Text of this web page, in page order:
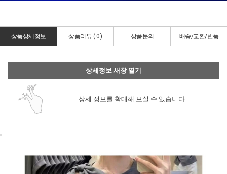
상품상세정보 상품리뷰 ( 0) 상품문의 배송/교환/반품
상세정보 새창 열기
상세 정보를 확대해 보실 수 있습니다.
"